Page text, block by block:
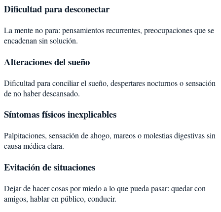
Dificultad para desconectar
La mente no para: pensamientos recurrentes, preocupaciones que se
encadenan sin solución.
Alteraciones del sueño
Dificultad para conciliar el sueño, despertares nocturnos o sensación
de no haber descansado.
Síntomas físicos inexplicables
Palpitaciones, sensación de ahogo, mareos o molestias digestivas sin
causa médica clara.
Evitación de situaciones
Dejar de hacer cosas por miedo a lo que pueda pasar: quedar con
amigos, hablar en público, conducir.